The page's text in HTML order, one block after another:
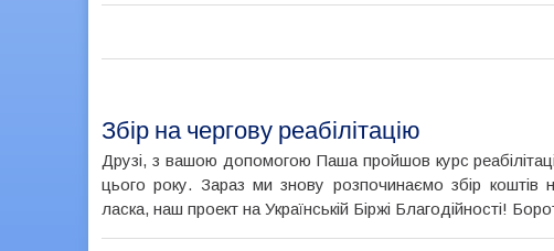
Збір на чергову реабілітацію
Друзі, з вашою допомогою Паша пройшов курс
цього року. Зараз ми знову розпочинаємо збір коштів
ласка, наш проект на Українській Біржі Благодійності!